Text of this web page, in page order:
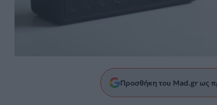
Προσθήκη του Mad.gr ως